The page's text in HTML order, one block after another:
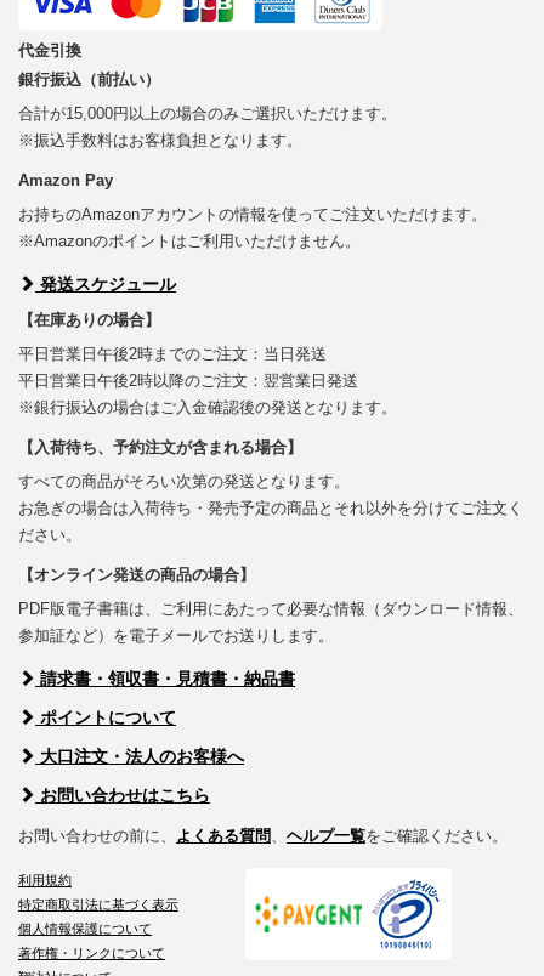
代金引換
銀行振込（前払い）
合計が15,000円以上の場合のみご選択いただけます。
※振込手数料はお客様負担となります。
Amazon Pay
お持ちのAmazonアカウントの情報を使ってご注文いただけます。
※Amazonのポイントはご利用いただけません。
発送スケジュール
【在庫ありの場合】
平日営業日午後2時までのご注文：当日発送
平日営業日午後2時以降のご注文：翌営業日発送
※銀行振込の場合はご入金確認後の発送となります。
【入荷待ち、予約注文が含まれる場合】
すべての商品がそろい次第の発送となります。
お急ぎの場合は入荷待ち・発売予定の商品とそれ以外を分けてご注文く
ださい。
【オンライン発送の商品の場合】
PDF版電子書籍は、ご利用にあたって必要な情報（ダウンロード情報、
参加証など）を電子メールでお送りします。
請求書・領収書・見積書・納品書
ポイントについて
大口注文・法人のお客様へ
お問い合わせはこちら
お問い合わせの前に、 よくある質問、 ヘルプ一覧をご確認ください。
利用規約
特定商取引法に基づく表示
個人情報保護について
著作権・リンクについて